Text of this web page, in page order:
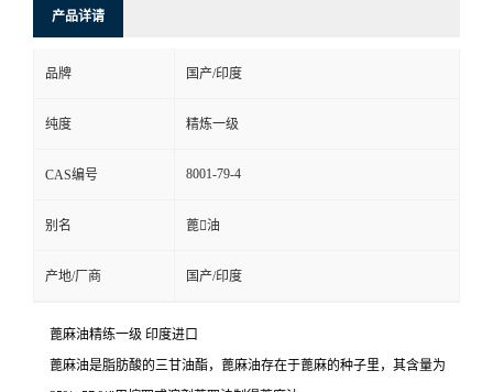
产品详请
品牌 国产/印度
纯度 精炼一级
CAS编号 8001-79-4
别名 蓖油
产地/厂商 国产/印度
蓖麻油精练一级 印度进口
蓖麻油是脂肪酸的三甘油酯，蓖麻油存在于蓖麻的种子里，其含量为